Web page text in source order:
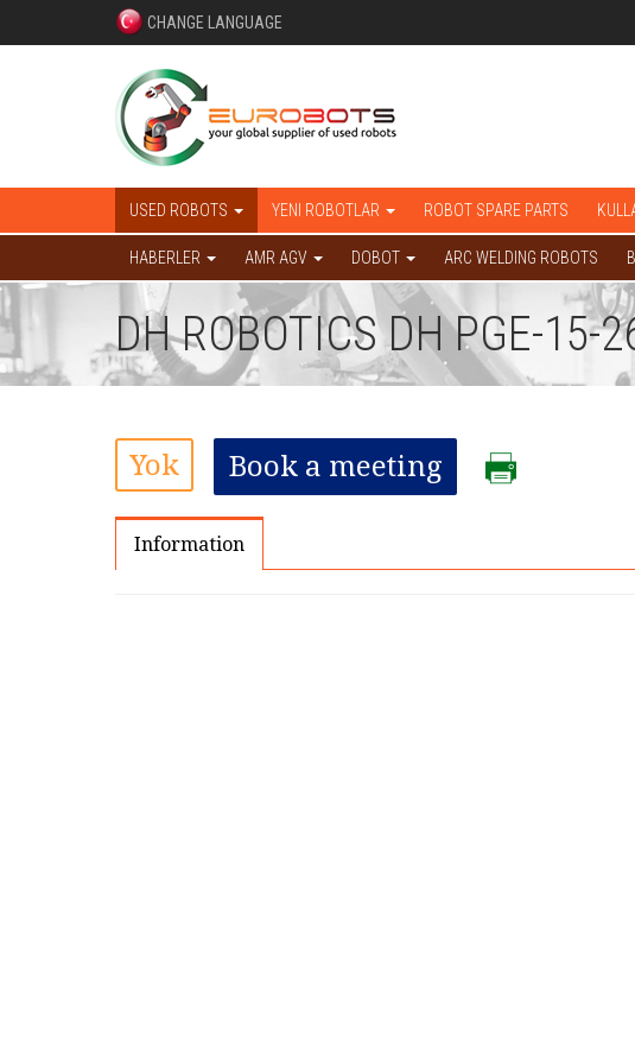
CHANGE LANGUAGE
USED ROBOTS YENI ROBOTLAR ROBOT SPARE PARTS
HABERLER AMR AGV DOBOT ARC WELDING ROBOTS
DH ROBOTICS DH PGE-15-
Yok Book a meeting
Information